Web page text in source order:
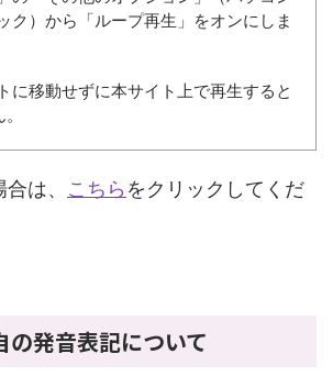
ク）から「ループ再生」をオンにしま
に移動せずに本サイト上で再生すると
は、 こちら をクリックしてくだ
の発音表記について